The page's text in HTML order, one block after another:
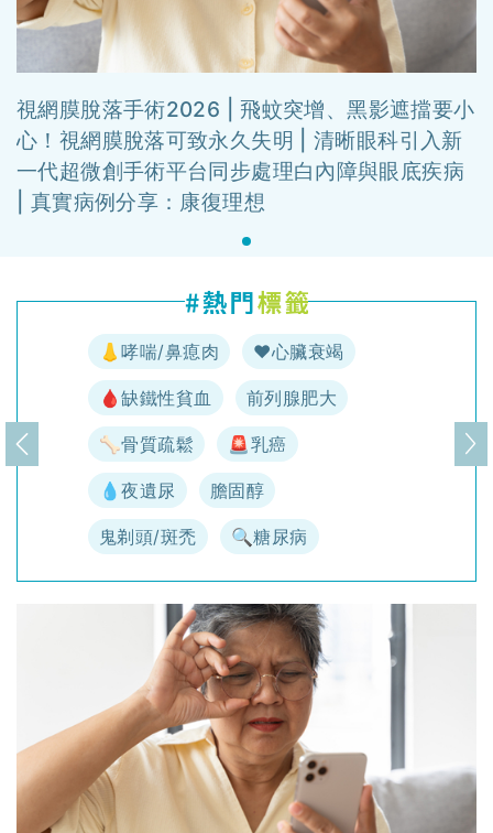
視網膜脫落手術2026 | 飛蚊突增、黑影遮擋要小
心！視網膜脫落可致永久失明 | 清晰眼科引入新
一代超微創手術平台同步處理白內障與眼底疾病
| 真實病例分享：康復理想
👃哮喘/鼻瘜肉 ♥️心臟衰竭
🩸缺鐵性貧血 前列腺肥大
🦴骨質疏鬆 🚨乳癌
💧夜遺尿 膽固醇
鬼剃頭/斑禿 🔍糖尿病
上一頁 下